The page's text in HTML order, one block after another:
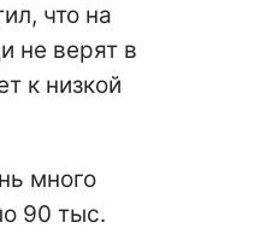
что на
не верят в
к низкой
много
90 тыс.